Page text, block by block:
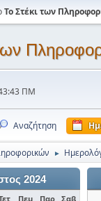
Το Στέκι των
ΠΜ
Αναζήτηση
►
2024
Πεμ Παρ Σαβ